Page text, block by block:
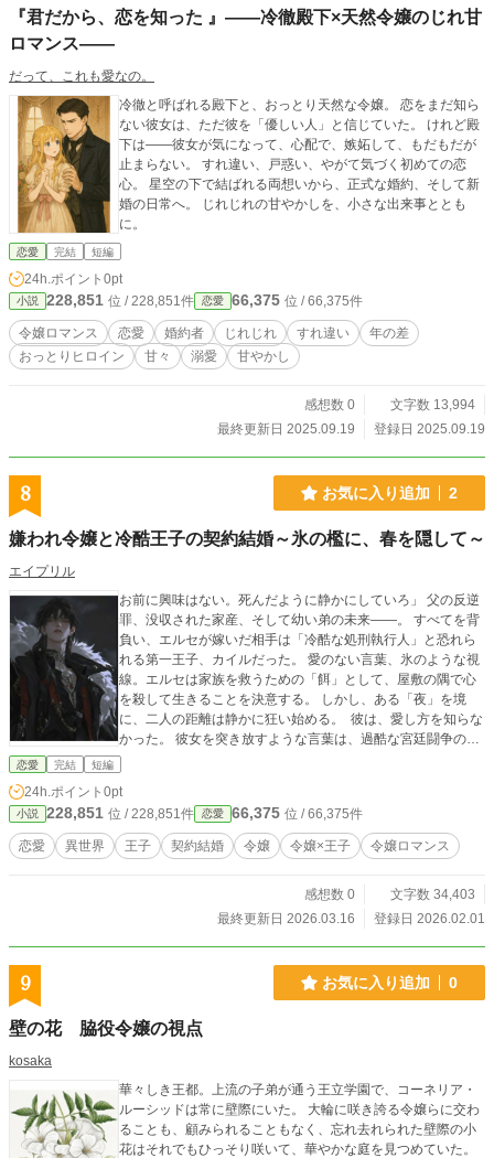
『君だから、恋を知った 』――冷徹殿下×天然令嬢のじれ甘
ロマンス――
だって、これも愛なの。
冷徹と呼ばれる殿下と、おっとり天然な令嬢。 恋をまだ知ら
ない彼女は、ただ彼を「優しい人」と信じていた。 けれど殿
下は――彼女が気になって、心配で、嫉妬して、もだもだが
止まらない。 すれ違い、戸惑い、やがて気づく初めての恋
心。 星空の下で結ばれる両想いから、正式な婚約、そして新
婚の日常へ。 じれじれの甘やかしを、小さな出来事ととも
に。
恋愛 完結 短編
24h.ポイント 0pt
小説 228,851 位 / 228,851件 恋愛 66,375 位 / 66,375件
令嬢ロマンス 恋愛 婚約者 じれじれ すれ違い
年の差
おっとりヒロイン
甘々 溺愛 甘やかし
感想数 0
文字数 13,994
最終更新日 2025.09.19
登録日 2025.09.19
8 お気に入り追加 2
嫌われ令嬢と冷酷王子の契約結婚​～氷の檻に、春を隠して～
エイプリル
お前に興味はない。死んだように静かにしていろ」 ​父の反逆
罪、没収された家産、そして幼い弟の未来――。 すべてを背
負い、エルセが嫁いだ相手は「冷酷な処刑執行人」と恐れら
れる第一王子、カイルだった。 愛のない言葉、氷のような視
線。エルセは家族を救うための「餌」として、屋敷の隅で心
を殺して生きることを決意する。 ​しかし、ある「夜」を境
に、二人の距離は静かに狂い始める。 ​ ​彼は、愛し方を知らな
かった。 彼女を突き放すような言葉は、過酷な宮廷闘争の中
で、彼女を「反逆者の娘」として標的にさせないための、彼
始まった偽りの契約が、一滴の涙と温もりによって溶け始め
ていく。 これは、孤独な二人が「本当の夫婦」になるまで
の、切なくも甘い救済の物語。
恋愛 完結 短編
24h.ポイント 0pt
小説 228,851 位 / 228,851件 恋愛 66,375 位 / 66,375件
恋愛 異世界 王子 契約結婚 令嬢 令嬢×王子 令嬢ロマンス
感想数 0
文字数 34,403
最終更新日 2026.03.16
登録日 2026.02.01
9 お気に入り追加 0
壁の花 脇役令嬢の視点
kosaka
華々しき王都。上流の子弟が通う王立学園で、コーネリア・
ルーシッドは常に壁際にいた。 大輪に咲き誇る令嬢らに交わ
ることも、顧みられることもなく、忘れ去れられた壁際の小
花はそれでもひっそり咲いて、華やかな庭を見つめていた。